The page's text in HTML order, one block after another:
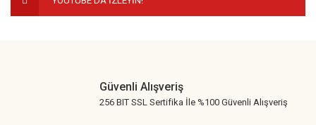
Güvenli Alışveriş
256 BIT SSL Sertifika İle %100 Güvenli Alışveriş